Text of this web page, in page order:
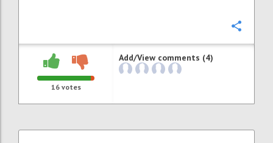
16votes
Add/View comments (4)